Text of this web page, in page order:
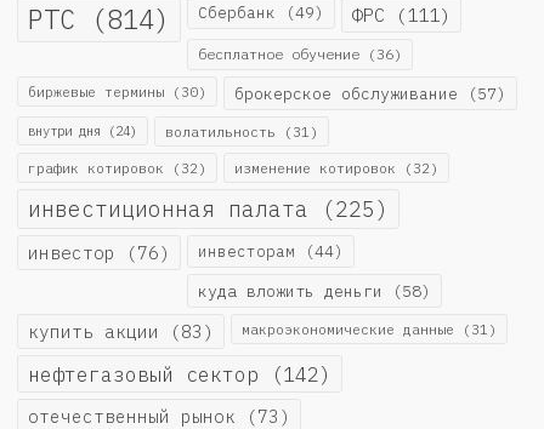
РТС (814) Сбербанк (49) ФРС (111)
бесплатное обучение (36)
биржевые термины (30) брокерское обслуживание (57)
внутри дня (24) волатильность (31)
график котировок (32) изменение котировок (32)
инвестиционная палата (225)
инвестор (76) инвесторам (44)
куда вложить деньги (58)
купить акции (83) макроэкономические данные (31)
нефтегазовый сектор (142)
отечественный рынок (73)